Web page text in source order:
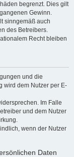
begrenzt. Dies gilt
Gewinn.
sinngemäß auch
des Betreibers.
Recht bleiben
und die
wird dem Nutzer per E-
Im Falle
und dem Nutzer
wenn der Nutzer
Daten